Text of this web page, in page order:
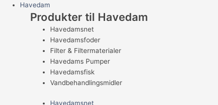
Havedam
Produkter til Havedam
Havedamsnet
Havedamsfoder
Filter & Filtermaterialer
Havedams Pumper
Havedamsfisk
Vandbehandlingsmidler
Havedamsnet